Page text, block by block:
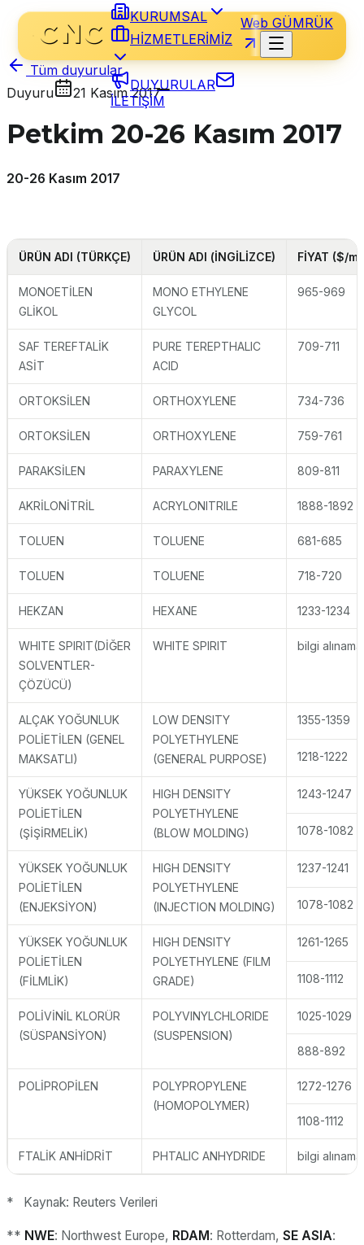
KURUMSAL
HİZMETLERİMİZ
DUYURULAR
İLETİŞİM
Web GÜMRÜK
Tüm duyurular
Duyuru
21 Kasım 2017
Petkim 20-26 Kasım 2017
20-26 Kasım 2017
ÜRÜN ADI (TÜRKÇE) ÜRÜN ADI (İNGİLİZCE) FİYAT ($/
MONOETİLEN
GLİKOL
MONO ETHYLENE
GLYCOL
965-969
SAF TEREFTALİK
ASİT
PURE TEREPTHALIC
ACID
709-711
ORTOKSİLEN ORTHOXYLENE 734-736
ORTOKSİLEN ORTHOXYLENE 759-761
PARAKSİLEN PARAXYLENE 809-811
AKRİLONİTRİL ACRYLONITRILE 1888-1892
TOLUEN TOLUENE 681-685
TOLUEN TOLUENE 718-720
HEKZAN HEXANE 1233-1234
WHITE SPIRIT(DİĞER
SOLVENTLER-
ÇÖZÜCÜ)
WHITE SPIRIT bilgi
ALÇAK YOĞUNLUK
POLİETİLEN (GENEL
MAKSATLI)
LOW DENSITY
POLYETHYLENE
(GENERAL PURPOSE)
1355-1359
1218-1222
YÜKSEK YOĞUNLUK
POLİETİLEN
(ŞİŞİRMELİK)
HIGH DENSITY
POLYETHYLENE
(BLOW MOLDING)
1243-1247
1078-1082
YÜKSEK YOĞUNLUK
POLİETİLEN
(ENJEKSİYON)
HIGH DENSITY
POLYETHYLENE
(INJECTION MOLDING)
1237-1241
1078-1082
YÜKSEK YOĞUNLUK
POLİETİLEN
(FİLMLİK)
HIGH DENSITY
POLYETHYLENE (FILM
GRADE)
1261-1265
1108-1112
POLİVİNİL KLORÜR
(SÜSPANSİYON)
POLYVINYLCHLORIDE
(SUSPENSION)
1025-1029
888-892
POLİPROPİLEN
POLYPROPYLENE
(HOMOPOLYMER)
1272-1276
1108-1112
FTALİK ANHİDRİT PHTALIC ANHYDRIDE bilgi
* Kaynak: Reuters Verileri
** NWE: Northwest Europe, RDAM: Rotterdam, SE ASIA: